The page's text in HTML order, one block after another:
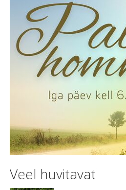
Veel huvitavat